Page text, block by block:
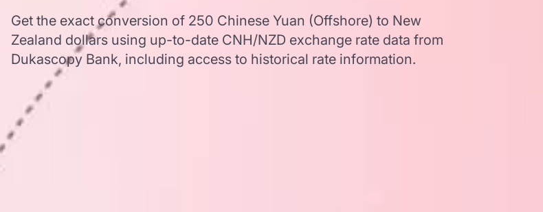
Get the exact conversion of 250 Chinese Yuan (Offshore) to New
Zealand dollars using up-to-date CNH/NZD exchange rate data from
Dukascopy Bank, including access to historical rate information.